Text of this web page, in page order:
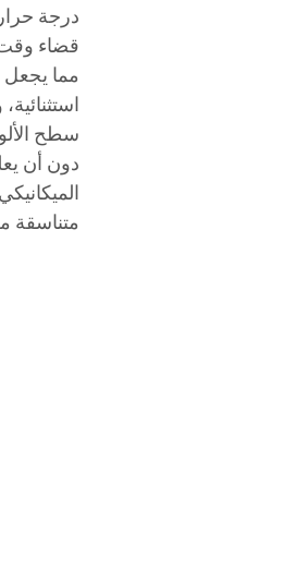
درجة
قضاء وقت
مما يجعل
سطح
دون أن
متناسقة